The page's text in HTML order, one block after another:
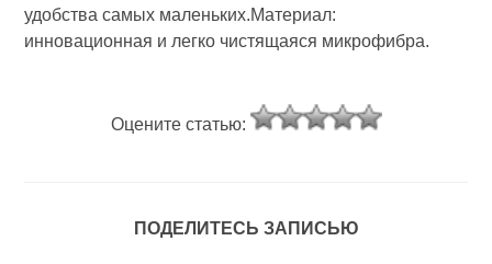
удобства самых маленьких.Материал:
инновационная и легко чистящаяся микрофибра.
Оцените статью:
ПОДЕЛИТЕСЬ ЗАПИСЬЮ